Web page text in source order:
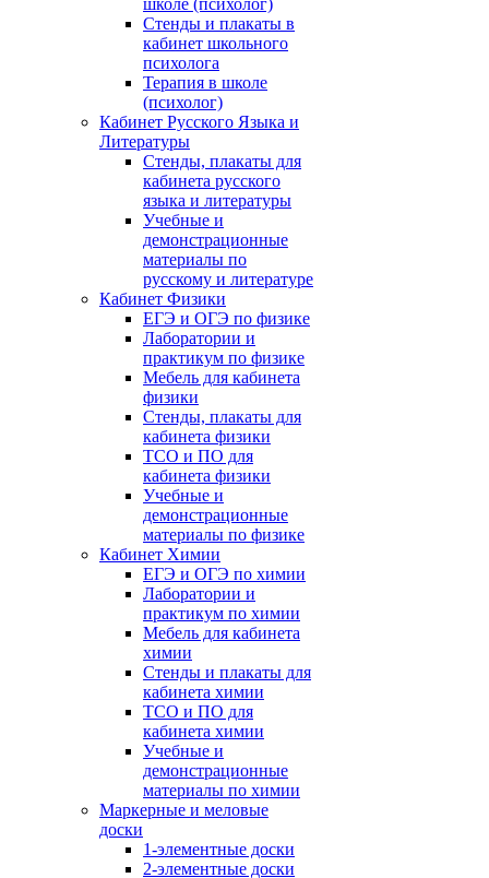
школе (психолог)
Стенды и плакаты в
кабинет школьного
психолога
Терапия в школе
(психолог)
Кабинет Русского Языка и
Литературы
Стенды, плакаты для
кабинета русского
языка и литературы
Учебные и
демонстрационные
материалы по
русскому и литературе
Кабинет Физики
ЕГЭ и ОГЭ по физике
Лаборатории и
практикум по физике
Мебель для кабинета
физики
Стенды, плакаты для
кабинета физики
ТСО и ПО для
кабинета физики
Учебные и
демонстрационные
материалы по физике
Кабинет Химии
ЕГЭ и ОГЭ по химии
Лаборатории и
практикум по химии
Мебель для кабинета
химии
Стенды и плакаты для
кабинета химии
ТСО и ПО для
кабинета химии
Учебные и
демонстрационные
материалы по химии
Маркерные и меловые
доски
1-элементные доски
2-элементные доски